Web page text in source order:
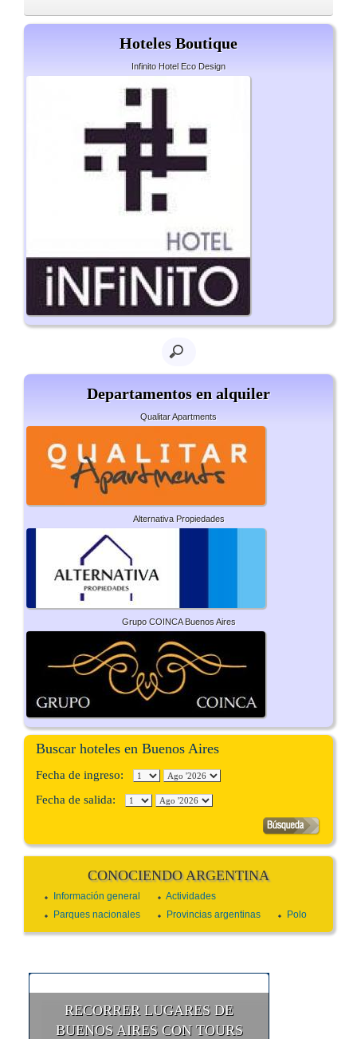
Hoteles Boutique
Infinito Hotel Eco Design
Departamentos en alquiler
Qualitar Apartments
Alternativa Propiedades
Grupo COINCA Buenos Aires
Buscar hoteles en Buenos Aires
Fecha de ingreso:
Fecha de salida:
CONOCIENDO ARGENTINA
Información general
Actividades
Parques nacionales
Provincias argentinas Polo
RECORRER LUGARES DE
BUENOS AIRES CON TOURS